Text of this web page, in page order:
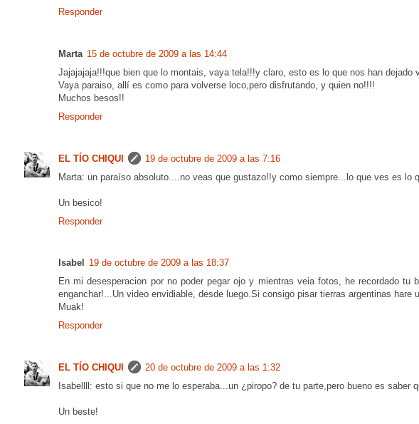
Responder
Marta 15 de octubre de 2009 a las 14:44
Jajajajaja!!!que bien que lo montais, vaya tela!!!y claro, esto es lo que nos han
Vaya paraiso, allí es como para volverse loco,pero disfrutando, y quien no!!!!
Muchos besos!!
Responder
EL TÍO CHIQUI
19 de octubre de 2009 a las 7:16
Marta: un paraíso absoluto....no veas que gustazo!!y como siempre...lo que ves es lo
Un besico!
Responder
Isabel
19 de octubre de 2009 a las 18:37
En mi desesperacion por no poder pegar ojo y mientras veia fotos, he recordado
enganchar!...Un video envidiable, desde luego.Si consigo pisar tierras argentinas hare
Muak!
Responder
EL TÍO CHIQUI
20 de octubre de 2009 a las 1:32
Isabellll: esto si que no me lo esperaba...un ¿piropo? de tu parte,pero bueno es saber
Un beste!